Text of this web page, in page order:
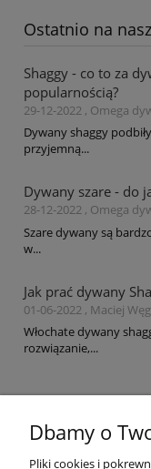
Ostatnio na
Shaggy - co to za
popularnością?
29-12-2022 , Omega
Dywany shaggy
przyjemną...
Dywany szare - do
28-12-2022 , Omega
Szare dywany są
w...
Jak prać dywany
01-06-2022 , Maciej
Włochate dywany
rozwiązanie,...
Dbamy o
Pliki cookies i